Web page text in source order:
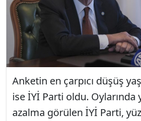
Anketin en çarpıcı düşüş
ise İYİ Parti oldu. Oylarında
azalma görülen İYİ Parti,